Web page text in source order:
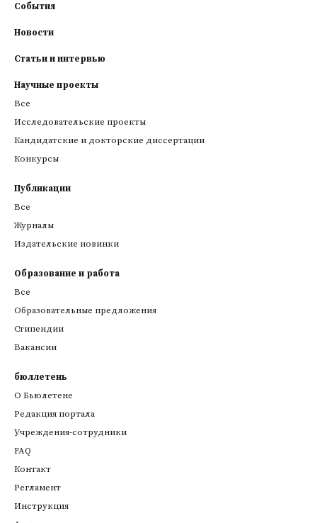
События
Новости
Статьи и интервью
Научные проекты
Все
Исследовательские проекты
Кандидатские и докторские диссертации
Конкурсы
Публикации
Все
Журналы
Издательские новинки
Образование и работа
Все
Образовательные предложения
Стипендии
Вакансии
бюллетень
О Бьюлетене
Редакция портала
Учреждения-сотрудники
FAQ
Контакт
Регламент
Инструкция